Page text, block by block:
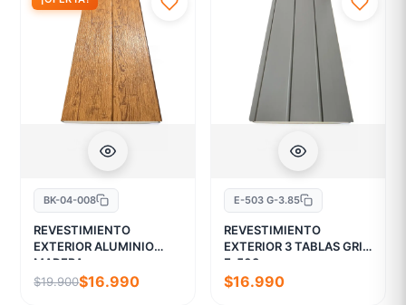
BK-04-008
REVESTIMIENTO
EXTERIOR ALUMINIO
MADERA
$19.900$16.990
E-503 G-3.85
REVESTIMIENTO
EXTERIOR 3 TABLAS GRIS
E-503
$16.990